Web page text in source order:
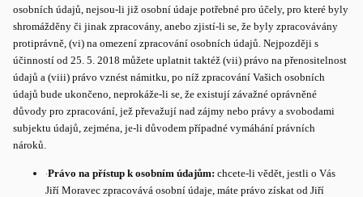
osobních údajů, nejsou-li již osobní údaje potřebné pro účely, pro které byly
shromážděny či jinak zpracovány, anebo zjistí-li se, že byly zpracovávány
protiprávně, (vi) na omezení zpracování osobních údajů. Nejpozději s
účinností od 25. 5. 2018 můžete uplatnit taktéž (vii) právo na přenositelnost
údajů a (viii) právo vznést námitku, po níž zpracování Vašich osobních
údajů bude ukončeno, neprokáže-li se, že existují závažné oprávněné
důvody pro zpracování, jež převažují nad zájmy nebo právy a svobodami
subjektu údajů, zejména, je-li důvodem případné vymáhání právních
nároků.
·Právo na přístup k osobním údajům: chcete-li vědět, jestli o Vás
Jiří Moravec zpracovává osobní údaje, máte právo získat od Jiří